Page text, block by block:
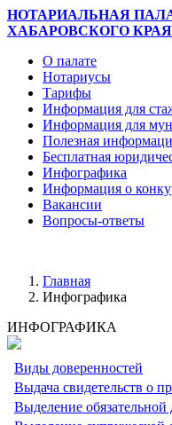
НОТАРИАЛЬНАЯ
ХАБАРОВСКОГО КРАЯ
О палате
Нотариусы
Тарифы
Информация для
Информация для
Полезная
Бесплатная
Инфографика
Информация о
Вакансии
Вопросы-ответы
Главная
Инфографика
ИНФОГРАФИКА
Виды доверенностей
Выдача свидетельств о
Выделение обязательной